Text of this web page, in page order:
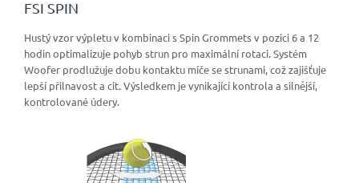
FSI SPIN
Hustý vzor výpletu v kombinaci s Spin Grommets v pozici 6 a 12
hodin optimalizuje pohyb strun pro maximální rotaci. Systém
Woofer prodlužuje dobu kontaktu míče se strunami, což zajišťuje
lepší přilnavost a cit. Výsledkem je vynikající kontrola a silnější,
kontrolované údery.